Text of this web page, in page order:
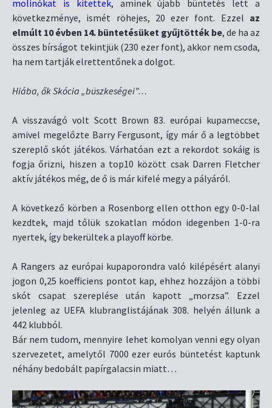
molinókat is kitettek, aminek újabb büntetés lett a
következménye, ismét röhejes, 20 ezer font. Ezzel az
elmúlt 10 évben 14. büntetésüket gyűjtötték be, de ha az
összes bírságot tekintjük (230 ezer font), akkor nem csoda,
ha nem tartják elrettentőnek a dolgot.
Hiába, ők Skócia „büszkeségei”…
A visszavágó volt Scott Brown 83. európai kupameccse,
amivel megelőzte Barry Fergusont, így már ő a legtöbbet
szereplő skót játékos. Várhatóan ezt a rekordot sokáig is
fogja őrizni, hiszen a top10 között csak Darren Fletcher
aktív játékos még, de ő is már kifelé megy a pályáról.
A következő körben a Rosenborg ellen otthon egy 0-0-lal
kezdtek, majd tőlük szokatlan módon idegenben 1-0-ra
nyertek, így bekerültek a playoff körbe.
A Rangers az európai kupaporondra való kilépésért alanyi
jogon 0,25 koefficiens pontot kap, ehhez hozzájön a többi
skót csapat szereplése után kapott „morzsa”. Ezzel
jelenleg az UEFA klubranglistájának 308. helyén állunk a
442 klubból.
Bár nem tudom, mennyire lehet komolyan venni egy olyan
szervezetet, amelytől 7000 ezer eurós büntetést kaptunk
néhány bedobált papírgalacsin miatt…